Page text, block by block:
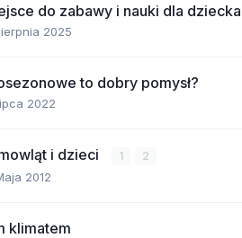
do zabawy i nauki dla
2025
to dobry pomysł?
2022
i dzieci 1 2
2012
klimatem